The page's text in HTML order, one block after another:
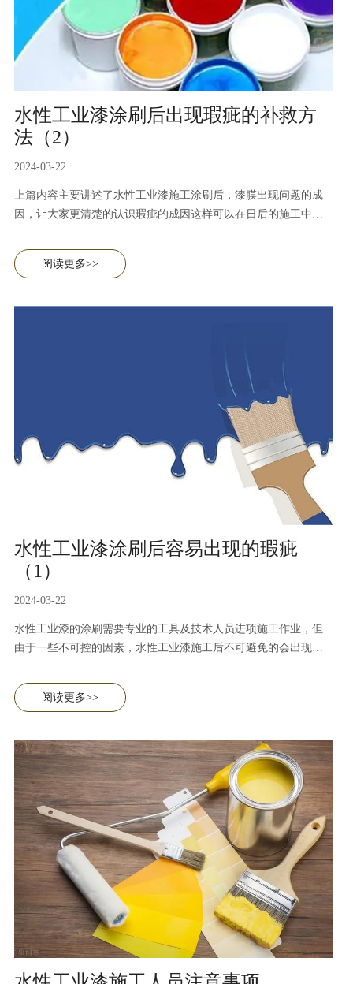
水性工业漆涂刷后出现瑕疵的补救方
法（2）
2024-03-22
上篇内容主要讲述了水性工业漆施工涂刷后，漆膜出现问题的成
因，让大家更清楚的认识瑕疵的成因这样可以在日后的施工中避
疵产生的原因，本篇内容主要介绍补救措施。
阅读更多>>
水性工业漆涂刷后容易出现的瑕疵
（1）
2024-03-22
水性工业漆的涂刷需要专业的工具及技术人员进项施工作业，但
由于一些不可控的因素，水性工业漆施工后不可避免的会出现一
讲述出现这些问题的原因。
阅读更多>>